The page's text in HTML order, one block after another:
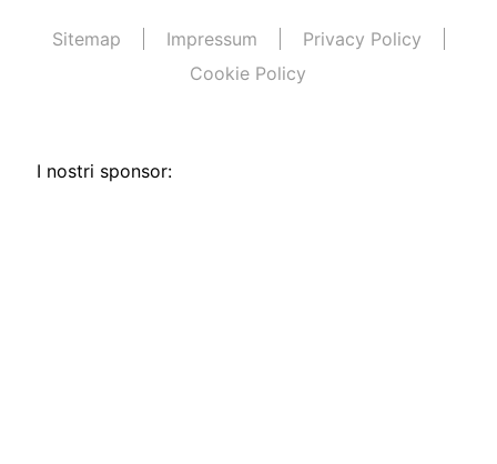
Sitemap Impressum
Privacy Policy
Cookie Policy
I nostri sponsor: